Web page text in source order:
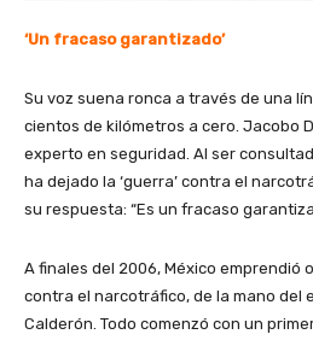
‘Un fracaso garantizado’
Su voz suena ronca a través de una
cientos de kilómetros a cero. Jacobo
experto en seguridad. Al ser
ha dejado la ‘guerra’ contra el
su respuesta: “Es un fracaso
A finales del 2006, México emprendió
contra el narcotráfico, de la mano del
Calderón. Todo comenzó con un